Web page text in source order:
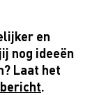
en
nog ideeën
Laat het
.